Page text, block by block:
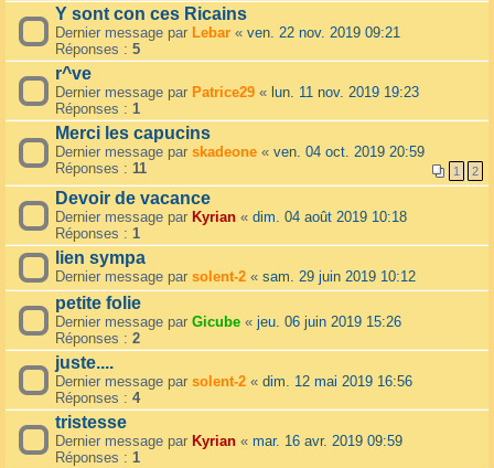
Y sont con ces Ricains
Dernier message par Lebar « ven. 22 nov. 2019 09:21
Réponses : 5
r^ve
Dernier message par Patrice29 « lun. 11 nov. 2019 19:23
Réponses : 1
Merci les capucins
Dernier message par skadeone « ven. 04 oct. 2019 20:59
Réponses : 11 1 2
Devoir de vacance
Dernier message par Kyrian « dim. 04 août 2019 10:18
Réponses : 1
lien sympa
Dernier message par solent-2 « sam. 29 juin 2019 10:12
petite folie
Dernier message par Gicube « jeu. 06 juin 2019 15:26
Réponses : 2
juste....
Dernier message par solent-2 « dim. 12 mai 2019 16:56
Réponses : 4
tristesse
Dernier message par Kyrian « mar. 16 avr. 2019 09:59
Réponses : 1